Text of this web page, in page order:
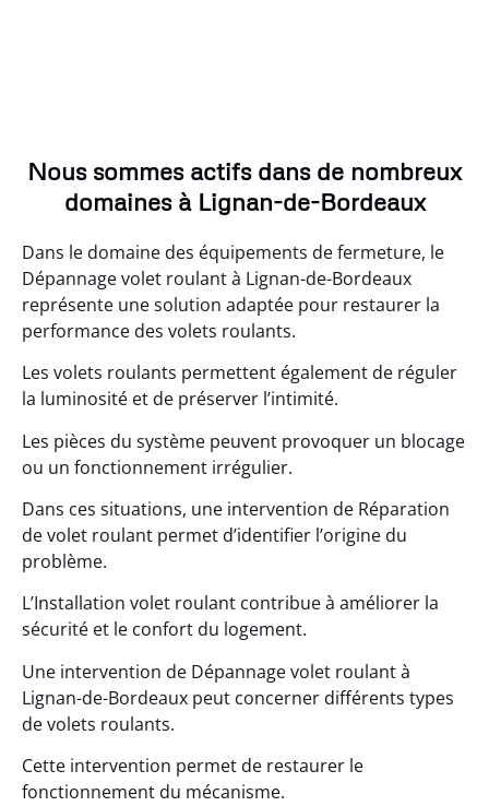
Nous sommes actifs dans de nombreux
domaines à Lignan-de-Bordeaux
Dans le domaine des équipements de fermeture, le
Dépannage volet roulant à Lignan-de-Bordeaux
représente une solution adaptée pour restaurer la
performance des volets roulants.
Les volets roulants permettent également de réguler
la luminosité et de préserver l’intimité.
Les pièces du système peuvent provoquer un blocage
ou un fonctionnement irrégulier.
Dans ces situations, une intervention de Réparation
de volet roulant permet d’identifier l’origine du
problème.
L’Installation volet roulant contribue à améliorer la
sécurité et le confort du logement.
Une intervention de Dépannage volet roulant à
Lignan-de-Bordeaux peut concerner différents types
de volets roulants.
Cette intervention permet de restaurer le
fonctionnement du mécanisme.